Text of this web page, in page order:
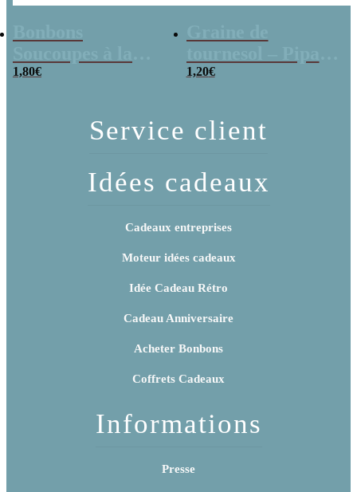
poudre (x20)
1,80€
x 3
1,20€
Service client
Idées cadeaux
Cadeaux entreprises
Moteur idées cadeaux
Idée Cadeau Rétro
Cadeau Anniversaire
Acheter Bonbons
Coffrets Cadeaux
Informations
Presse